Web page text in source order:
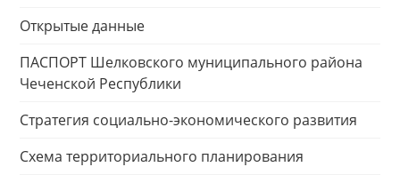
Открытые данные
ПАСПОРТ Шелковского муниципального района
Чеченской Республики
Стратегия социально-экономического развития
Схема территориального планирования